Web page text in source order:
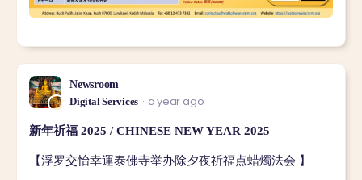
Newsroom
Digital Services
a year ago
新年祈福 2025 / CHINESE NEW YEAR 2025
【浮罗交怡幸運泰佛寺举办除夕夜祈福点蜡燭法会 】